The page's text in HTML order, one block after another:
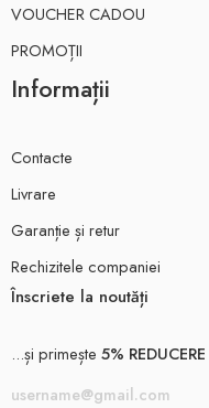
VOUCHER CADOU
PROMOȚII
Informații
Contacte
Livrare
Garanție și retur
Rechizitele companiei
Înscriete la noutăți
...și primește 5% REDUCERE